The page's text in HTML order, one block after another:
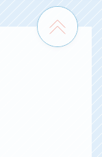
Zum